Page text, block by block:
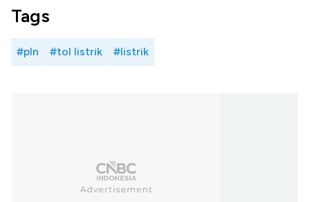
Tags
#pln #tol listrik #listrik